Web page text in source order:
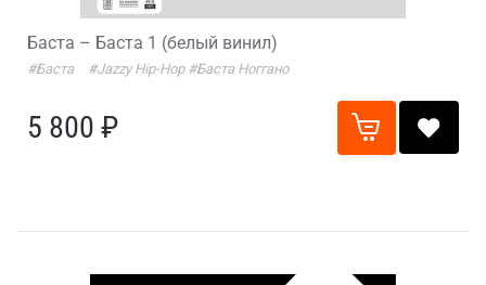
Баста – Баста 1 (белый винил)
#Баста #Jazzy Hip-Hop #Баста Ноггано
5 800 ₽